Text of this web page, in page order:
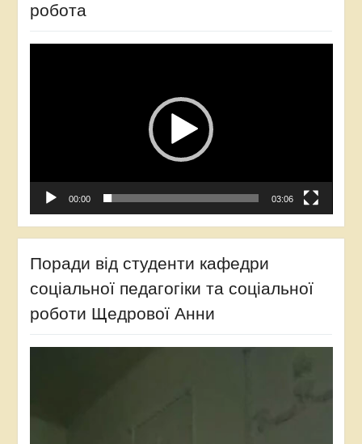
робота
00:00 03:06
Поради від студенти кафедри
соціальної педагогіки та соціальної
роботи Щедрової Анни